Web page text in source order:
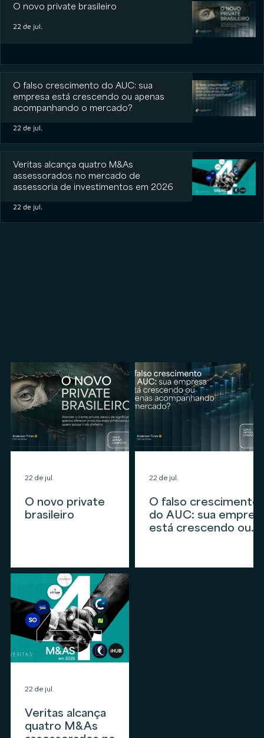
O novo private
brasileiro
22 de jul.
O falso crescimento
do AUC: sua
está crescendo ou
mercado?
22 de jul.
Veritas alcança
quatro M&As
22 de jul.
O novo private brasileiro
22 de jul.
O falso crescimento do AUC: sua
empresa está crescendo ou apenas
acompanhando o mercado?
22 de jul.
Veritas alcança quatro M&As
assessorados no mercado de
assessoria de investimentos em 2026
22 de jul.